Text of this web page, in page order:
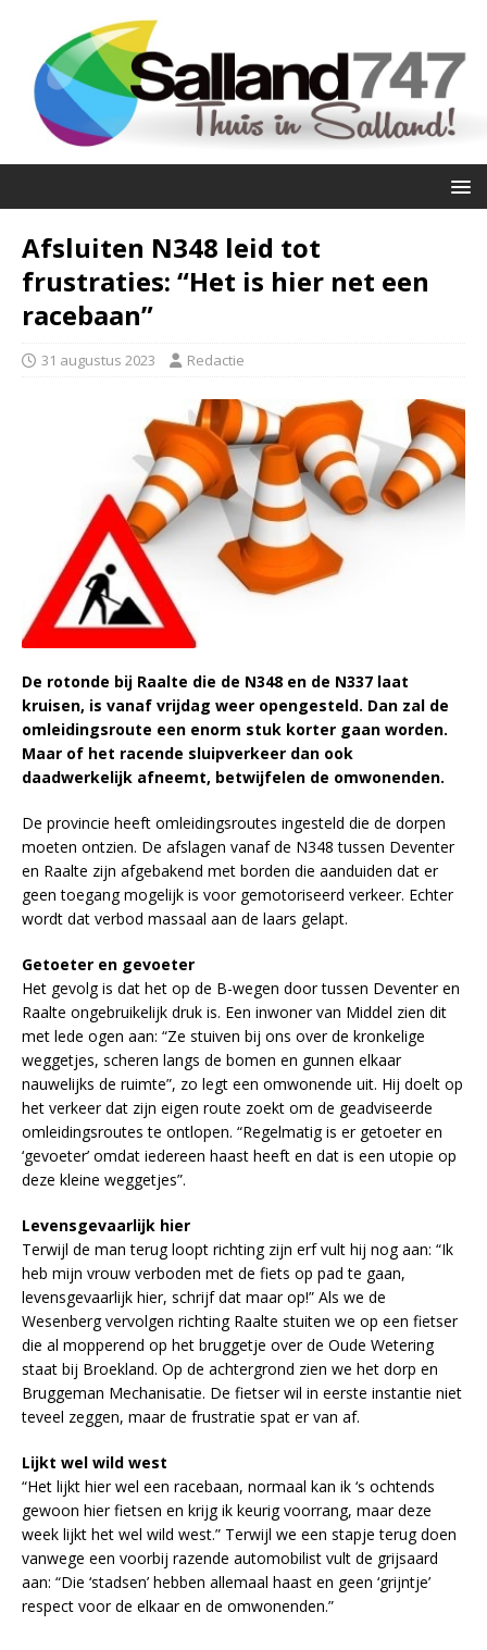
Afsluiten N348 leid tot
frustraties: “Het is hier net een
racebaan”
31 augustus 2023 Redactie
De rotonde bij Raalte die de N348 en de N337 laat
kruisen, is vanaf vrijdag weer opengesteld. Dan zal de
omleidingsroute een enorm stuk korter gaan worden.
Maar of het racende sluipverkeer dan ook
daadwerkelijk afneemt, betwijfelen de omwonenden.
De provincie heeft omleidingsroutes ingesteld die de dorpen
moeten ontzien. De afslagen vanaf de N348 tussen Deventer
en Raalte zijn afgebakend met borden die aanduiden dat er
geen toegang mogelijk is voor gemotoriseerd verkeer. Echter
wordt dat verbod massaal aan de laars gelapt.
Getoeter en gevoeter
Het gevolg is dat het op de B-wegen door tussen Deventer en
Raalte ongebruikelijk druk is. Een inwoner van Middel zien dit
met lede ogen aan: “Ze stuiven bij ons over de kronkelige
weggetjes, scheren langs de bomen en gunnen elkaar
nauwelijks de ruimte”, zo legt een omwonende uit. Hij doelt op
het verkeer dat zijn eigen route zoekt om de geadviseerde
omleidingsroutes te ontlopen. “Regelmatig is er getoeter en
‘gevoeter’ omdat iedereen haast heeft en dat is een utopie op
deze kleine weggetjes”.
Levensgevaarlijk hier
Terwijl de man terug loopt richting zijn erf vult hij nog aan: “Ik
heb mijn vrouw verboden met de fiets op pad te gaan,
levensgevaarlijk hier, schrijf dat maar op!” Als we de
Wesenberg vervolgen richting Raalte stuiten we op een fietser
die al mopperend op het bruggetje over de Oude Wetering
staat bij Broekland. Op de achtergrond zien we het dorp en
Bruggeman Mechanisatie. De fietser wil in eerste instantie niet
teveel zeggen, maar de frustratie spat er van af.
Lijkt wel wild west
“Het lijkt hier wel een racebaan, normaal kan ik ‘s ochtends
gewoon hier fietsen en krijg ik keurig voorrang, maar deze
week lijkt het wel wild west.” Terwijl we een stapje terug doen
vanwege een voorbij razende automobilist vult de grijsaard
aan: “Die ‘stadsen’ hebben allemaal haast en geen ‘grijntje’
respect voor de elkaar en de omwonenden.”